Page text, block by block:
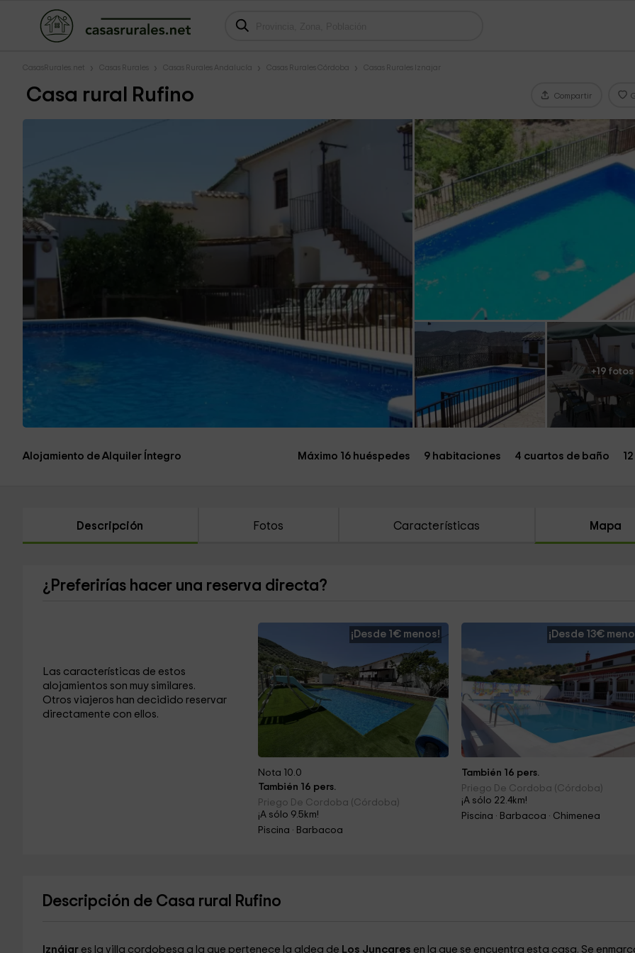
CasasRurales.net Casas Rurales Casas Rurales Andalucía Casas Rurales Córdoba Casas Rurales Iznajar
Casa rural Rufino Compartir
+19 fotos
Alojamiento de Alquiler Íntegro Máximo 16 huéspedes 9 habitaciones 4 cuartos de baño
Descripción Fotos Características Mapa
¿Preferirías hacer una reserva directa?
Las características de estos
alojamientos son muy similares.
Otros viajeros han decidido reservar
directamente con ellos.
¡Desde 1€ menos!
Nota 10.0
También 16 pers.
Priego De Cordoba (Córdoba)
¡A sólo 9.5km!
Piscina · Barbacoa
¡Desde 13€
También 16 pers.
Priego De Cordoba (Córdoba)
¡A sólo 22.4km!
Piscina · Barbacoa · Chimenea
Descripción de Casa rural Rufino
Iznájares la villa cordobesa a la que pertenece la aldea de Los Juncares en la que se encuentra esta casa. Se